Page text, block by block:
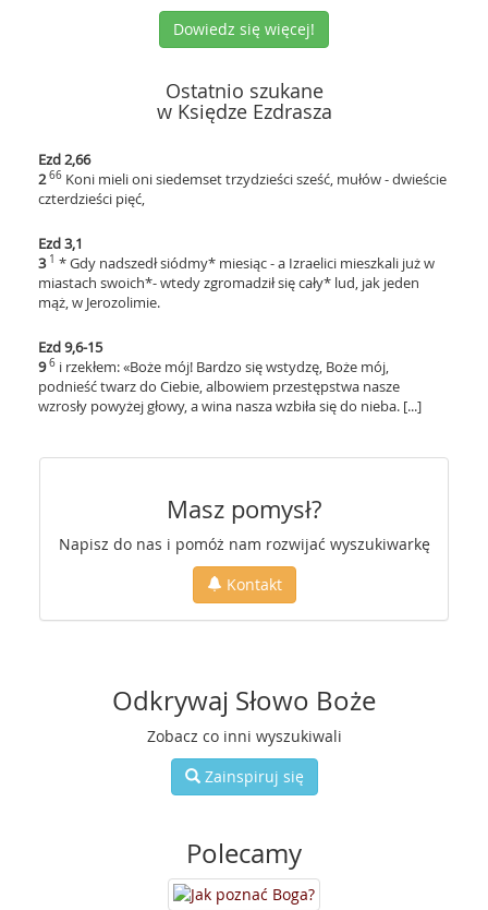
Dowiedz się więcej!
Ostatnio szukane
w Księdze Ezdrasza
Ezd 2,66
2 66 Koni mieli oni siedemset trzydzieści sześć, mułów - dwieście
czterdzieści pięć,
Ezd 3,1
3 1 * Gdy nadszedł siódmy* miesiąc - a Izraelici mieszkali już w
miastach swoich*- wtedy zgromadził się cały* lud, jak jeden
mąż, w Jerozolimie.
Ezd 9,6-15
96 i rzekłem: «Boże mój! Bardzo się wstydzę, Boże mój,
podnieść twarz do Ciebie, albowiem przestępstwa nasze
wzrosły powyżej głowy, a wina nasza wzbiła się do nieba. [...]
Masz pomysł?
Napisz do nas i pomóż nam rozwijać wyszukiwarkę
Kontakt
Odkrywaj Słowo Boże
Zobacz co inni wyszukiwali
Zainspiruj się
Polecamy